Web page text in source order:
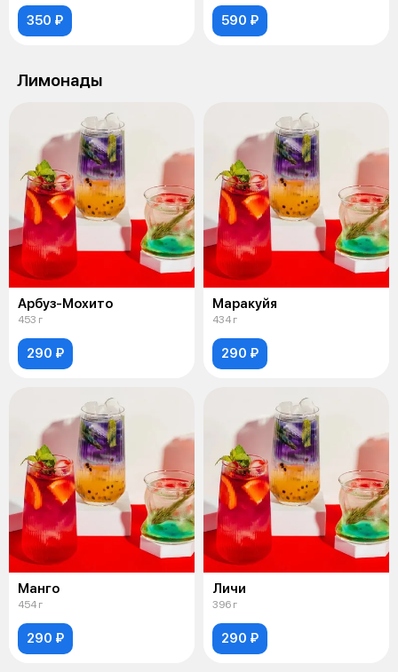
350 ₽ 590 ₽
Лимонады
Арбуз-Мохито
453 г
290 ₽
Маракуйя
434 г
290 ₽
Манго
454 г
290 ₽
Личи
396 г
290 ₽